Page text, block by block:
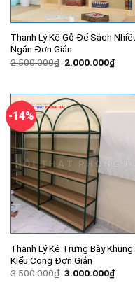
Thanh Lý Kệ Gỗ Để Sách
Ngăn Đơn Giản
2.500.000₫ Giá
2.000.000₫Giá
hiện
-14%
Thanh Lý Kệ Trưng Bày
Kiểu Cong Đơn Giản
3.500.000₫ Giá
3.000.000₫Giá